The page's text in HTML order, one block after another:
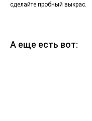
сделайте пробный выкрас.
А еще есть вот: